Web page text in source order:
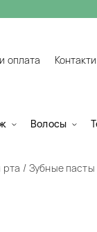
оплата Контакти
Волосы
рта Зубные пасты